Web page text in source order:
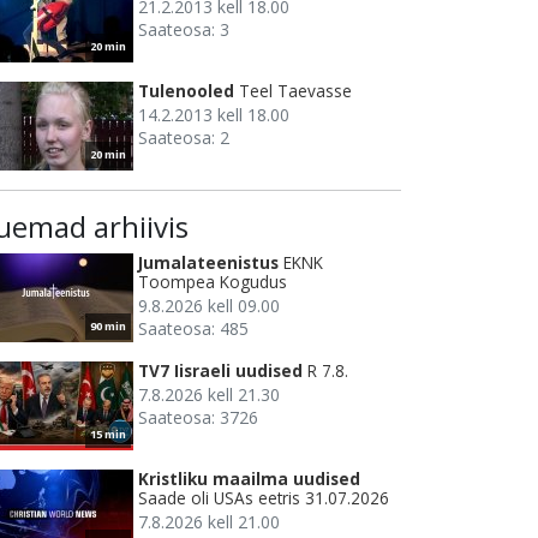
20 min
21.2.2013 kell 18.00
Saateosa: 3
20 min
Tulenooled Teel Taevasse
14.2.2013 kell 18.00
Saateosa: 2
arhiivis
90 min
Jumalateenistus EKNK
Toompea Kogudus
9.8.2026 kell 09.00
Saateosa: 485
15 min
TV7 Iisraeli uudised R 7.8.
7.8.2026 kell 21.30
Saateosa: 3726
Kristliku maailma uudised
Saade oli USAs eetris 31.07.2026
7.8.2026 kell 21.00